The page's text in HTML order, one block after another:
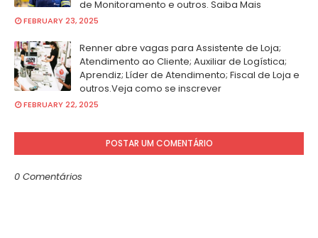
de Monitoramento e outros. Saiba Mais
FEBRUARY 23, 2025
Renner abre vagas para Assistente de Loja;
Atendimento ao Cliente; Auxiliar de Logística;
Aprendiz; Líder de Atendimento; Fiscal de Loja e
outros.Veja como se inscrever
FEBRUARY 22, 2025
POSTAR UM COMENTÁRIO
0 Comentários